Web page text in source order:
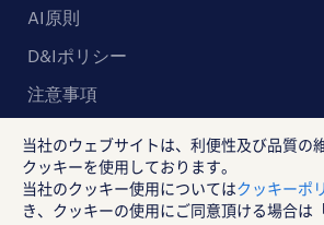
AI原則
D&Iポリシー
注意事項
ランスタッド株式会社
当社のウェブサイトは、利便性及び品質の
クッキーを使用しております。
当社のクッキー使用についてはクッキーポ
き、クッキーの使用にご同意頂ける場合は